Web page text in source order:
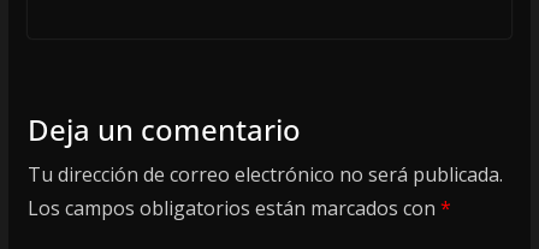
Deja un comentario
Tu dirección de correo electrónico no será publicada.
Los campos obligatorios están marcados con *